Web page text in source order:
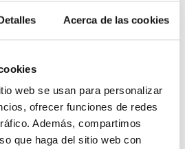
Acerca de las cookies
web se usan para personalizar
ofrecer funciones de redes
Además, compartimos
que haga del sitio web con
0% 30%